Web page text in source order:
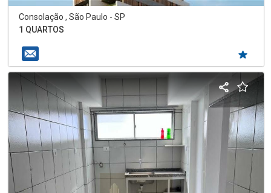
Consolação , São Paulo - SP
1 QUARTOS